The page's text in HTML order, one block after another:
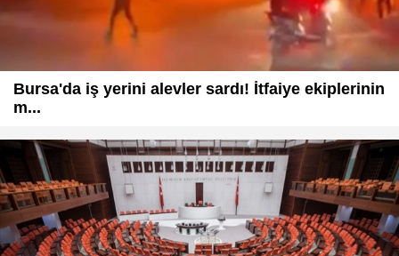
Bursa'da iş yerini alevler sardı! İtfaiye ekiplerinin
m...